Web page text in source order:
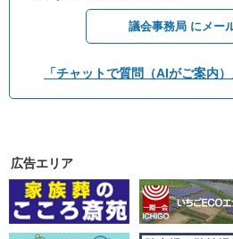
議会事務局 にメー
「チャットで質問（AIがご案内）
広告エリア